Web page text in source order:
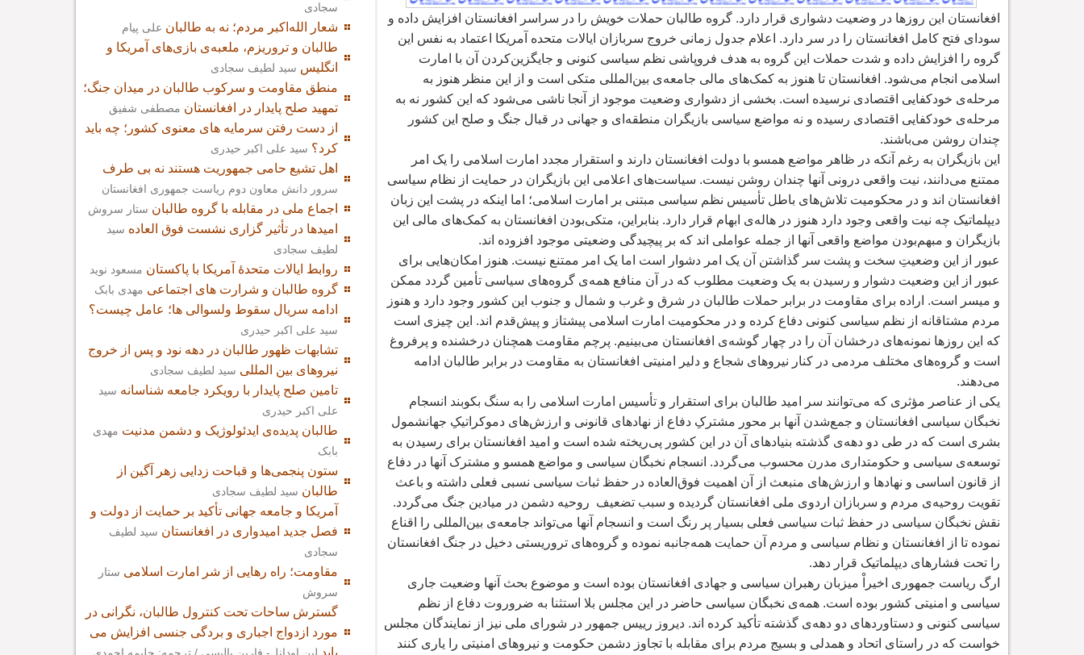
افغانستان این روزها در وضعیت دشواری قرار دارد. گروه طالبان حملات خویش را در سراسر افغانستان افزایش داده و
سودای فتح کامل افغانستان را در سر دارد. اعلام جدول زمانی خروج سربازان ایالات متحده آمریکا اعتماد به نفس این
گروه را افزایش داده و شدت حملات این گروه به هدف فروپاشی نظم سیاسی کنونی و جایگزینکردن آن با امارت
اسلامی انجام میشود. افغانستان تا هنوز به کمکهای مالی جامعهی بین المللی متکی است و از این منظر هنوز به
مرحلهی خودکفایی اقتصادی نرسیده است. بخشی از دشواری وضعیت موجود از آنجا ناشی میشود که این کشور نه به
مرحلهی خودکفایی اقتصادی رسیده و نه مواضع سیاسی بازیگران منطقه ای و جهانی در قبال جنگ و صلح این کشور
چندان روشن میباشند.
این بازیگران به رغم آنکه در ظاهر مواضع همسو با دولت افغانستان دارند و استقرار مجدد امارت اسلامی را یک امر
ممتنع میدانند، نیت واقعی درونی آنها چندان روشن نیست. سیاستهای اعلامی این بازیگران در حمایت از نظام سیاسی
افغانستان اند و در محکومیت تلاشهای باطل تأسیس نظم سیاسی مبتنی بر امارت اسلامی؛ اما اینکه در پشت این زبان
دیپلماتیک چه نیت واقعی وجود دارد هنوز در هالهی ابهام قرار دارد. بنابراین، متکیبودن افغانستان به کمکهای مالی این
بازیگران و مبهمبودن مواضع واقعی آنها از جمله عواملی اند که بر پیچیدگی وضعیتی موجود افزوده اند.
عبور از این وضعیتِ سخت و پشت سر گذاشتن آن یک امر دشوار است اما یک امر ممتنع نیست. هنوز امکانهایی برای
عبور از این وضعیت دشوار و رسیدن به یک وضعیت مطلوب که در آن منافع همهی گروههای سیاسی تأمین گردد ممکن
و میسر است. اراده برای مقاومت در برابر حملات طالبان در شرق و غرب و شمال و جنوب این کشور وجود دارد و هنوز
مردم مشتاقانه از نظم سیاسی کنونی دفاع کرده و در محکومیت امارت اسلامی پیشتاز و پیشقدم اند. این چیزی است
که این روزها نمونههای درخشان آن را در چهار گوشهی افغانستان میبینیم. پرچم مقاومت همچنان درخشنده و پرفروغ
است و گروههای مختلف مردمی در کنار نیروهای شجاع و دلیر امنیتی افغانستان به مقاومت در برابر طالبان ادامه
میدهند.
یکی از عناصر مؤثری که میتوانند سر امید طالبان برای استقرار و تأسیس امارت اسلامی را به سنگ بکوبند انسجام
نخبگان سیاسی افغانستان و جمعشدن آنها بر محور مشترکِ دفاع از نهادهای قانونی و ارزشهای دموکراتیکِ جهانشمول
بشری است که در طی دو دههی گذشته بنیادهای آن در این کشور پیریخته شده است و امید افغانستان برای رسیدن به
توسعهی سیاسی و حکومتداری مدرن محسوب میگردد. انسجام نخبگان سیاسی و مواضع همسو و مشترک آنها در دفاع
از قانون اساسی و نهادها و ارزشهای منبعث از آن اهمیت فوق العاده در حفظ ثبات سیاسی نسبی فعلی داشته و باعث
تقویت روحیهی مردم و سربازان اردوی ملی افغانستان گردیده و سبب تضعیف روحیه دشمن در میادین جنگ میگردد.
نقش نخبگان سیاسی در حفظ ثبات سیاسی فعلی بسیار پر رنگ است و انسجام آنها میتواند جامعهی بین المللی را اقناع
نموده تا از افغانستان و نظام سیاسی و مردم آن حمایت همهجانبه نموده و گروههای تروریستی دخیل در جنگ افغانستان
را تحت فشارهای دیپلماتیک قرار دهد.
ارگ ریاست جمهوری اخیراْ میزبان رهبران سیاسی و جهادی افغانستان بوده است و موضوع بحث آنها وضعیت جاری
سیاسی و امنیتی کشور بوده است. همهی نخبگان سیاسی حاضر در این مجلس بلا استثنا به ضروروت دفاع از نظم
سیاسی کنونی و دستاوردهای دو دههی گذشته تأکید کرده اند. دیروز رییس جمهور در شورای ملی نیز از نمایندگان مجلس
خواست که در راستای اتحاد و همدلی و بسیج مردم برای مقابله با تجاوز دشمن حکومت و نیروهای امنیتی را یاری کنند
سجادی
شعار الله‌اکبر مردم؛ نه به طالبان علی پیام
طالبان و تروریزم، ملعبه‌ی بازی‌های آمریکا و
انگلیس سید لطیف سجادی
منطق مقاومت و سرکوب طالبان در میدان جنگ؛
تمهید صلح پایدار در افغانستان مصطفی شفیق
از دست رفتن سرمایه های معنوی کشور؛ چه باید
کرد؟ سید علی اکبر حیدری
اهل تشیع حامی جمهوریت هستند نه بی طرف
سرور دانش معاون دوم ریاست جمهوری افغانستان
اجماع ملی در مقابله با گروه طالبان ستار سروش
امیدها در تأثیر گزاری نشست فوق العاده سید
لطیف سجادی
روابط ایالات متحدۀ آمریکا با پاکستان مسعود نوید
گروه طالبان و شرارت های اجتماعی مهدی بابک
ادامه سریال سقوط ولسوالی ها؛ عامل چیست؟
سید علی اکبر حیدری
تشابهات ظهور طالبان در دهه نود و پس از خروج
نیروهای بین المللی سید لطیف سجادی
تامین صلح پایدار با رویکرد جامعه شناسانه سید
علی اکبر حیدری
طالبان پدیده‌ی ایدئولوژیک و دشمن مدنیت مهدی
بابک
ستون پنجمی‌ها و قباحت زدایی زهر آگین از
طالبان سید لطیف سجادی
آمریکا و جامعه جهانی تأکید بر حمایت از دولت و
فصل جدید امیدواری در افغانستان سید لطیف
سجادی
مقاومت؛ راه رهایی از شر امارت اسلامی ستار
سروش
گسترش ساحات تحت کنترول طالبان، نگرانی در
مورد ازدواج اجباری و بردگی جنسی افزایش می
یابد